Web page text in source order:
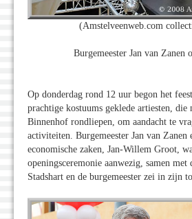
(Amstelveenweb.com
Burgemeester Jan van Zanen
Op donderdag rond 12 uur begon het
prachtige kostuums geklede artiesten, die
Binnenhof rondliepen, om aandacht te
activiteiten. Burgemeester Jan van Zanen
economische zaken, Jan-Willem Groot,
openingsceremonie aanwezig, samen met
Stadshart en de burgemeester zei in zijn